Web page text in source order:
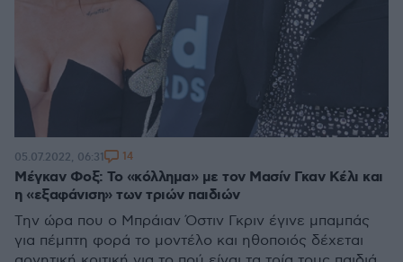
Μέγκαν Φοξ: Το «κόλλημα» με τον Μασίν Γκαν Κέλι και
η «εξαφάνιση» των τριών παιδιών
Την ώρα που ο Μπράιαν Όστιν Γκριν έγινε μπαμπάς
για πέμπτη φορά το μοντέλο και ηθοποιός δέχεται
05.07.2022, 06:31 14